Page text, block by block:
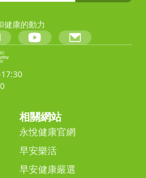
健康的動力
相關網站
永悅健康官網
早安樂活
早安健康嚴選